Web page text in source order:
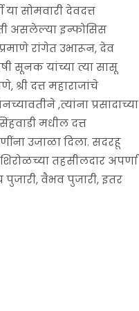
सोमवारी देवदत्त
असलेल्या इन्फोसिस
रांगेत उभारून, देव
सूनक यांच्या त्या सासू
दत्त महाराजांचे
,त्यांना प्रसादाच्या
मधील दत्त
उजाळा दिला. सदरहू
तहसीलदार अपर्णा
वैभव पुजारी, इतर